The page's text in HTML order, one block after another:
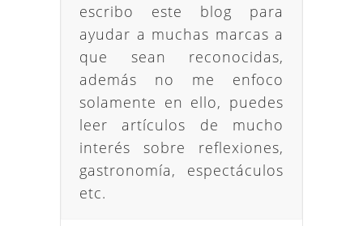
escribo este blog para
ayudar a muchas marcas a
que sean reconocidas,
además no me enfoco
solamente en ello, puedes
leer artículos de mucho
interés sobre reflexiones,
gastronomía, espectáculos
etc.